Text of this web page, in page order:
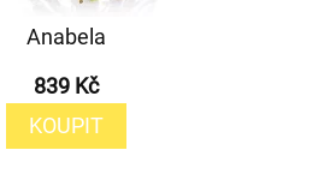
Anabela
839 Kč
KOUPIT